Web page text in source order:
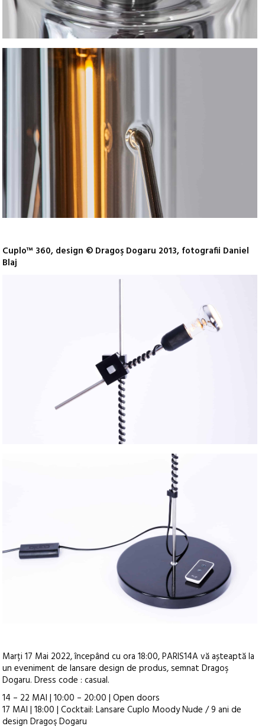
Cuplo™ 360, design © Dragoş Dogaru 2013, fotografii Daniel
Blaj
Marți 17 Mai 2022, începând cu ora 18:00, PARIS14A vă așteaptă la
un eveniment de lansare design de produs, semnat Dragoş
Dogaru. Dress code : casual.
14 – 22 MAI | 10:00 – 20:00 | Open doors
17 MAI | 18:00 | Cocktail: Lansare Cuplo Moody Nude / 9 ani de
design Dragoş Dogaru